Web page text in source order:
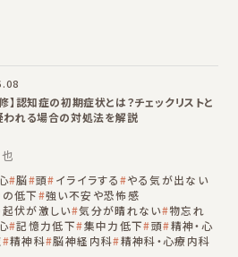
】認知症の初期症状とは？チェックリストと
われる場合の対処法を解説
脳 頭 イライラする やる気が出ない
低下
強い不安や恐怖感
伏が激しい 気分が晴れない 物忘れ
記憶力低下 集中力低下 頭 精神・心
精神科 脳神経内科 精神科・心療内科